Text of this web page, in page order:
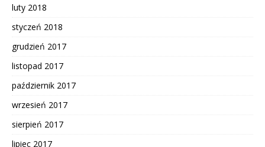
luty 2018
styczeń 2018
grudzień 2017
listopad 2017
październik 2017
wrzesień 2017
sierpień 2017
lipiec 2017